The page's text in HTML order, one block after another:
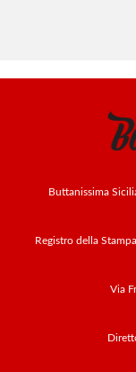
Buttanissima
Registro della
Via